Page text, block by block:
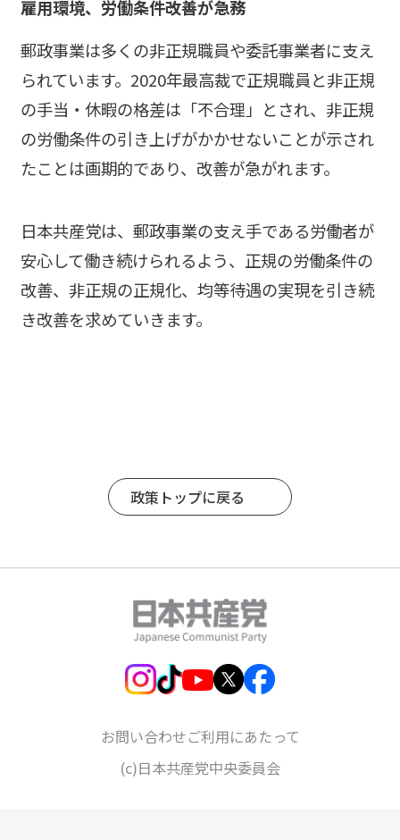
雇用環境、労働条件改善が急務
郵政事業は多くの非正規職員や委託事業者に支え
られています。2020年最高裁で正規職員と非正規
の手当・休暇の格差は「不合理」とされ、非正規
の労働条件の引き上げがかかせないことが示され
たことは画期的であり、改善が急がれます。
日本共産党は、郵政事業の支え手である労働者が
安心して働き続けられるよう、正規の労働条件の
改善、非正規の正規化、均等待遇の実現を引き続
き改善を求めていきます。
政策トップに戻る
お問い合わせご利用にあたって
(c)日本共産党中央委員会